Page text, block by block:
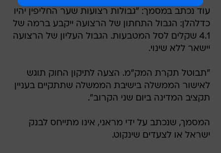
עוד נכתב במסמך: "גבולות רצועות שער החליפין יהיו
כדלהלן: הגבול התחתון של הרצועה ייקבע ברמה של
4.1 שקלים לסל המטבעות. הגבול העליון של הרצועה
יישאר ללא שינוי.
"תבוטל תקרת המק"מ. הצעה לתיקון החוק תוגש
לאישור הממשלה בישיבת הממשלה שתתקיים בעניין
תקציב המדינה ביום שני הקרוב".
המסמך, שנכתב על ידי מראני, אינו מתייחס לבנק
ישראל או לצעדים שינקוט.